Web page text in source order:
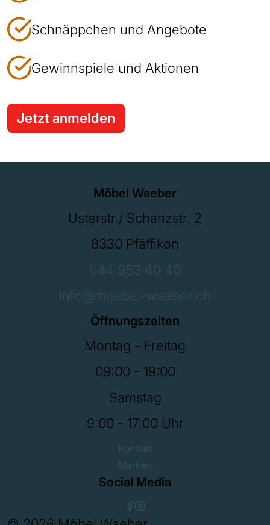
Schnäppchen und Angebote
Gewinnspiele und Aktionen
Jetzt anmelden
Möbel Waeber
Usterstr./ Schanzstr. 2
8330 Pfäffikon
044 953 40 40
info@moebel-waeber.ch
Öffnungszeiten
Montag - Freitag
09:00 - 19:00
Samstag
9:00 - 17:00 Uhr
Kontakt
Marken
Social Media